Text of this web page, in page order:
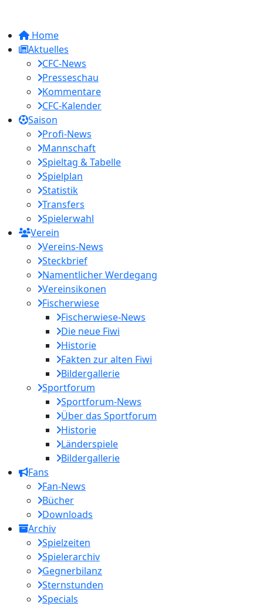
Home
Aktuelles
CFC-News
Presseschau
Kommentare
CFC-Kalender
Saison
Profi-News
Mannschaft
Spieltag & Tabelle
Spielplan
Statistik
Transfers
Spielerwahl
Verein
Vereins-News
Steckbrief
Namentlicher Werdegang
Vereinsikonen
Fischerwiese
Fischerwiese-News
Die neue Fiwi
Historie
Fakten zur alten Fiwi
Bildergallerie
Sportforum
Sportforum-News
Über das Sportforum
Historie
Länderspiele
Bildergallerie
Fans
Fan-News
Bücher
Downloads
Archiv
Spielzeiten
Spielerarchiv
Gegnerbilanz
Sternstunden
Specials